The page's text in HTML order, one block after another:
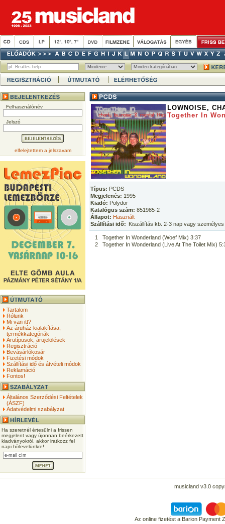
Felhasználónév
Jelszó
elfelejtettem a jelszavam
Tartalom
Rólunk
Mi van itt?
Az áruház kialakítása,
termékkategóriák
Árutípusok, árujelölések
Regisztráció
Bevásárlókosár
Fizetési módok
Szállítási idő és átvételi módok
Reklamáció
Fontos!
Általános Szerződési Feltételek
(ÁSZF)
Adatvédelmi szabályzat
Ha szeretnél értesülni a frissen
megjelent vagy újonnan beérkezett
kiadványokról, akkor iratkozz fel
napi hírlevelünkre!
LOWNOISE,
Together In
Típus: PCDS
Megjelenés: 1995
Kiadó: Polydor
Katalógus szám: 851985-2
Állapot: Használt
Szállítási idő: Kiszállítás kb. 2-3 nap vagy
1
Together In Wonderland (Woef Mix) 3:37
2
Together In Wonderland (Live At The Toilet Mix)
musicland v3.0
Az online fizetést a Barion Payment